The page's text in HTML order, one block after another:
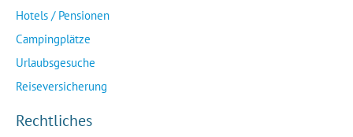
Hotels / Pensionen
Campingplätze
Urlaubsgesuche
Reiseversicherung
Rechtliches